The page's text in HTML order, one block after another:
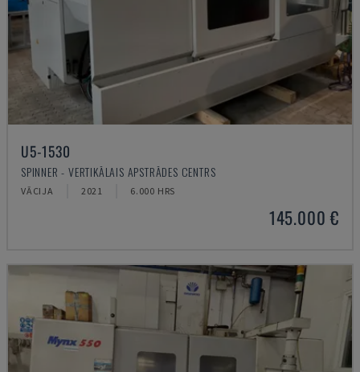
U5-1530
SPINNER - VERTIKĀLAIS APSTRĀDES CENTRS
VĀCIJA 2021 6.000 HRS
145.000 €